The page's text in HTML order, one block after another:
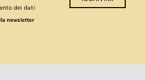
dei dati
newsletter